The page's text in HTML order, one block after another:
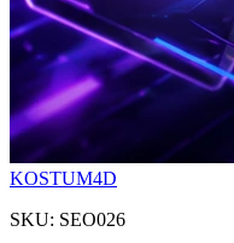
KOSTUM4D
SKU: SEO026